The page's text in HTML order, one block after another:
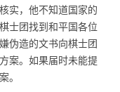
实，他不知道国家的
士团找到和平国各位
伪造的文书向棋士团
案。如果届时未能提
。